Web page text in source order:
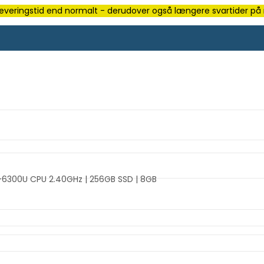
end normalt - derudover også længere svartider på
CPU 2.40GHz | 256GB SSD | 8GB